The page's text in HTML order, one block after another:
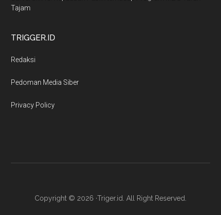
Tajam
TRIGGER.ID
Redaksi
Pedoman Media Siber
Privacy Policy
Copyright © 2026 ·Triger.id. All Right Reserved.